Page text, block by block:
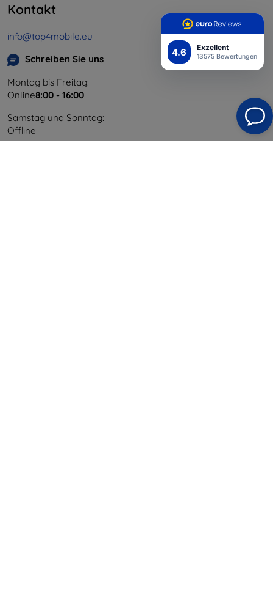
4.6 Exzellent
13575 Bewertungen
Kontakt
info@top4mobile.eu
Schreiben Sie uns
Montag bis Freitag:
Online8:00 - 16:00
Samstag und Sonntag:
Offline